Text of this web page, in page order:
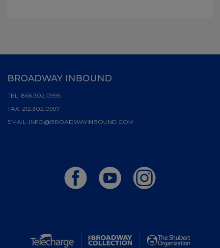
BROADWAY INBOUND
TEL: 866.302.0995
FAX: 212.302.0997
EMAIL: INFO@BROADWAYINBOUND.COM